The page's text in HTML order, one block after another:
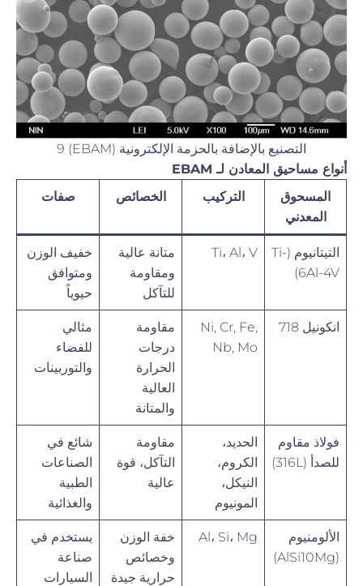
التصنيع بالإضافة بالحزمة الإلكترونية (EBAM) 9
أنواع مساحيق المعادن لـ EBAM
المسحوق
المعدني
التركيب الخصائص صفات
التيتانيوم (Ti-
6Al-4V)
Ti، Al، V
متانة عالية
ومقاومة
للتآكل
خفيف الوزن
ومتوافق
حيوياً
انكونيل 718
Ni, Cr, Fe,
Nb, Mo
مقاومة
درجات
الحرارة
العالية
والمتانة
مثالي
للفضاء
والتوربينات
فولاذ مقاوم
للصدأ (316L)
الحديد،
الكروم،
النيكل،
المونيوم
مقاومة
التآكل، قوة
عالية
شائع في
الصناعات
الطبية
والغذائية
الألومنيوم
(AlSi10Mg)
Al، Si، Mg
خفة الوزن
وخصائص
حرارية جيدة
يستخدم في
صناعة
السيارات